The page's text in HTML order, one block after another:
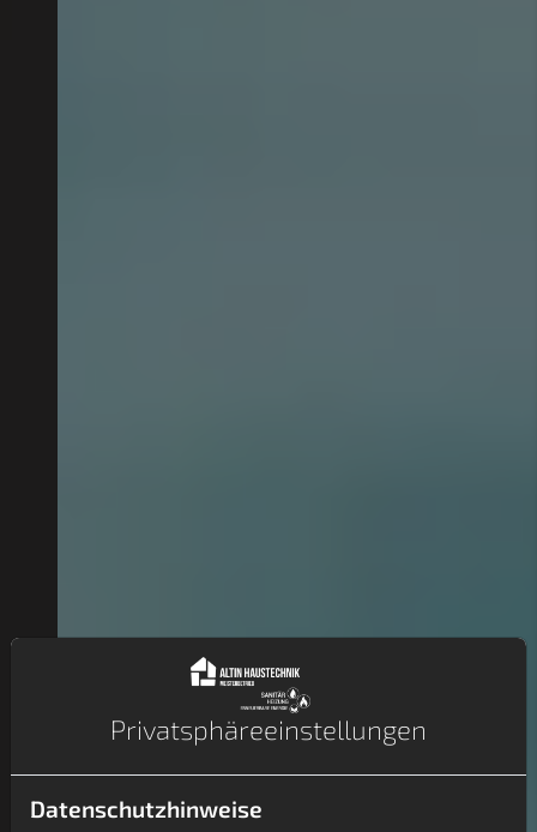
Privatsphäre­einstellungen
Datenschutzhinweise